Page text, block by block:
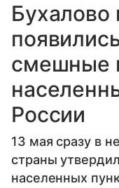
Бухалово
смешные
России
13 мая сразу в
страны
населенных